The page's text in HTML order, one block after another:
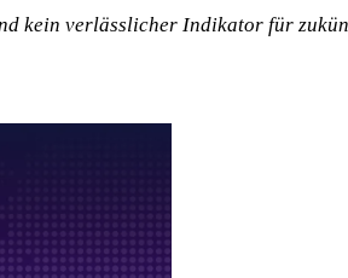
kein verlässlicher Indikator für